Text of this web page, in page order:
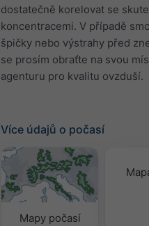
dostatečně korelovat se
koncentracemi. V případě
špičky nebo výstrahy před
se prosím obraťte na svou
agenturu pro kvalitu ovzduší.
Více údajů o počasí
Mapy počasí